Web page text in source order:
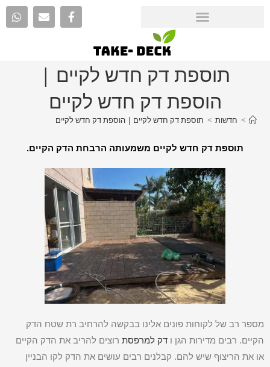
תוספת דק חדש לקיים |
הוספת דק חדש לקיים
> חדשות > תוספת דק חדש לקיים | הוספת דק חדש לקיים
תוספת דק חדש לקיים משמעותה הרבחת הדק הקיים.
מספר רב של לקוחות פונים אלינו בבקשה להרחיב רת שטח הדק
הקיים. רבים מדירות הגן ו דק למרפסת רוצים להריב את הדק הקיים
או את הריצוף שיש להם. קבלנים רבים עושים את הדק לקו הבניין